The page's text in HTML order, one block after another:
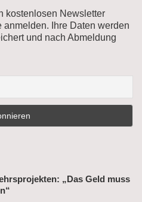
kostenlosen Newsletter
Ihre Daten werden
und nach Abmeldung
„Das Geld muss